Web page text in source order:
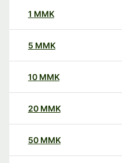
1 MMK
5 MMK
10 MMK
20 MMK
50 MMK